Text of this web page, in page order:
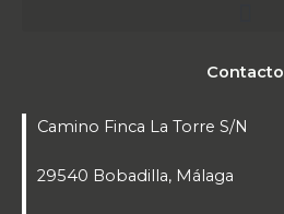
Contacto
Camino Finca La Torre S/N
29540 Bobadilla, Málaga